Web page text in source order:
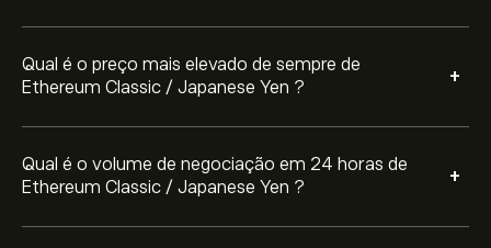
Qual é o preço mais elevado de sempre de
Ethereum Classic / Japanese Yen ?
+
Qual é o volume de negociação em 24 horas de
Ethereum Classic / Japanese Yen ?
+
preço específico no futuro.